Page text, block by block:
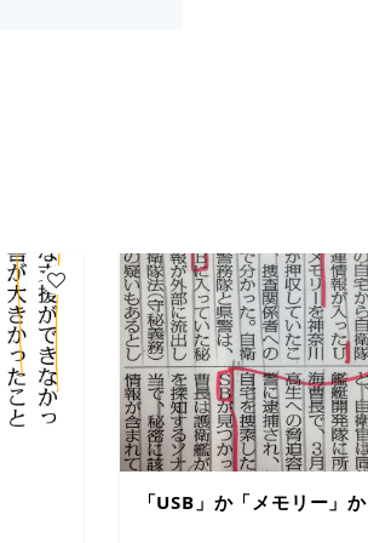
「USB」か「メモリー」か